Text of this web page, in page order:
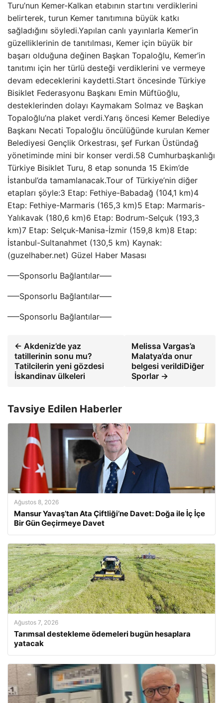
Turu’nun Kemer-Kalkan etabının startını verdiklerini
belirterek, turun Kemer tanıtımına büyük katkı
sağladığını söyledi.Yapılan canlı yayınlarla Kemer’in
güzelliklerinin de tanıtılması, Kemer için büyük bir
başarı olduğuna değinen Başkan Topaloğlu, Kemer’in
tanıtımı için her türlü desteği verdiklerini ve vermeye
devam edeceklerini kaydetti.Start öncesinde Türkiye
Bisiklet Federasyonu Başkanı Emin Müftüoğlu,
desteklerinden dolayı Kaymakam Solmaz ve Başkan
Topaloğlu’na plaket verdi.Yarış öncesi Kemer Belediye
Başkanı Necati Topaloğlu öncülüğünde kurulan Kemer
Belediyesi Gençlik Orkestrası, şef Furkan Üstündağ
yönetiminde mini bir konser verdi.58 Cumhurbaşkanlığı
Türkiye Bisiklet Turu, 8 etap sonunda 15 Ekim’de
İstanbul’da tamamlanacak.Tour of Türkiye’nin diğer
etapları şöyle:3 Etap: Fethiye-Babadağ (104,1 km)4
Etap: Fethiye-Marmaris (165,3 km)5 Etap: Marmaris-
Yalıkavak (180,6 km)6 Etap: Bodrum-Selçuk (193,3
km)7 Etap: Selçuk-Manisa-İzmir (159,8 km)8 Etap:
İstanbul-Sultanahmet (130,5 km) Kaynak:
(guzelhaber.net) Güzel Haber Masası
—–Sponsorlu Bağlantılar—–
—–Sponsorlu Bağlantılar—–
—–Sponsorlu Bağlantılar—–
← Akdeniz’de yaz
tatillerinin sonu mu?
Tatilcilerin yeni gözdesi
İskandinav ülkeleri
Melissa Vargas’a
Malatya’da onur
belgesi verildiDiğer
Sporlar →
Tavsiye Edilen Haberler
Ağustos 8, 2026
Mansur Yavaş’tan Ata Çiftliği’ne Davet: Doğa ile İç İçe
Bir Gün Geçirmeye Davet
Ağustos 7, 2026
Tarımsal destekleme ödemeleri bugün hesaplara
yatacak